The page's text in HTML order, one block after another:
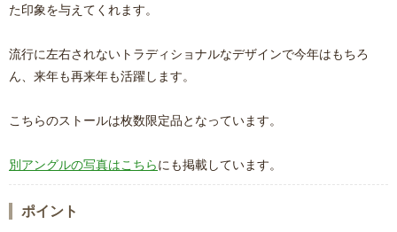
ポイント
た印象を与えてくれます。
流行に左右されないトラディショナルなデザインで今年はもちろ
ん、来年も再来年も活躍します。
こちらのストールは枚数限定品となっています。
別アングルの写真はこちらにも掲載しています。